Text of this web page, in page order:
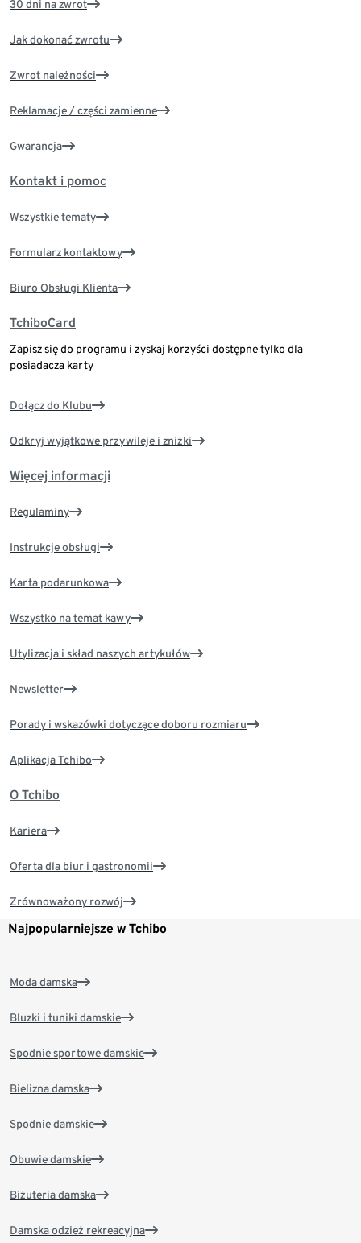
30 dni na zwrot
Jak dokonać zwrotu
Zwrot należności
Reklamacje / części zamienne
Gwarancja
Kontakt i pomoc
Wszystkie tematy
Formularz kontaktowy
Biuro Obsługi Klienta
TchiboCard
Zapisz się do programu i zyskaj korzyści dostępne tylko dla
posiadacza karty
Dołącz do Klubu
Odkryj wyjątkowe przywileje i zniżki
Więcej informacji
Regulaminy
Instrukcje obsługi
Karta podarunkowa
Wszystko na temat kawy
Utylizacja i skład naszych artykułów
Newsletter
Porady i wskazówki dotyczące doboru rozmiaru
Aplikacja Tchibo
O Tchibo
Kariera
Oferta dla biur i gastronomii
Zrównoważony rozwój
Najpopularniejsze w Tchibo
Moda damska
Bluzki i tuniki damskie
Spodnie sportowe damskie
Bielizna damska
Spodnie damskie
Obuwie damskie
Biżuteria damska
Damska odzież rekreacyjna